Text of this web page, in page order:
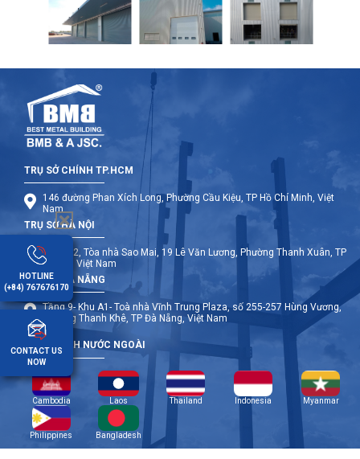
TRỤ SỞ CHÍNH TP.HCM
146 đường Phan Xích Long, Phường Cầu Kiệu, TP Hồ Chí Minh, Việt
Nam
TRỤ SỞ HÀ NỘI
Tầng 12, Tòa nhà Sao Mai, 19 Lê Văn Lương, Phường Thanh Xuân, TP
Hà Nội, Việt Nam
TRỤ SỞ ĐÀ NẴNG
Tầng 9- Khu A1- Toà nhà Vĩnh Trung Plaza, số 255-257 Hùng Vương,
Phường Thanh Khê, TP Đà Nẵng, Việt Nam
CHI NHÁNH NƯỚC NGOÀI
Cambodia Laos Thailand Indonesia Myanmar
Philippines Bangladesh
HOTLINE
(+84) 767676170
CONTACT US
NOW